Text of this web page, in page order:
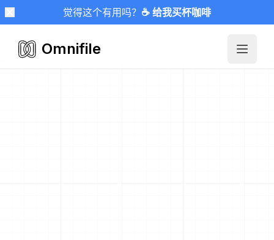
觉得这个有用吗？ ☕ 给我买杯咖啡
Omnifile